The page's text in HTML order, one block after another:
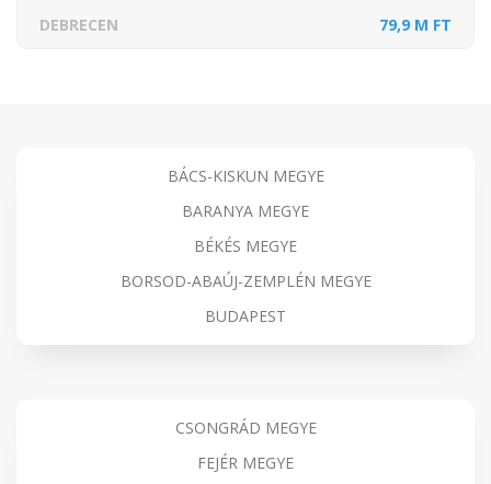
DEBRECEN 79,9 M FT
BÁCS-KISKUN MEGYE
BARANYA MEGYE
BÉKÉS MEGYE
BORSOD-ABAÚJ-ZEMPLÉN MEGYE
BUDAPEST
CSONGRÁD MEGYE
FEJÉR MEGYE